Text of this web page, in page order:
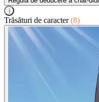
i
Trăsături de caracter(8)